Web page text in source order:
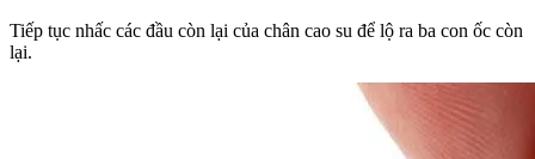
Tiếp tục nhấc các đầu còn lại của chân cao su để lộ ra ba con ốc còn
lại.